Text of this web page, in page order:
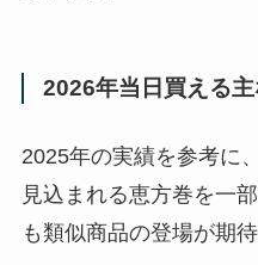
2026年当日買える
2025年の実績を参考に
見込まれる恵方巻を一
も類似商品の登場が期